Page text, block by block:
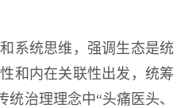
系统思维，强调生态是统
和内在关联性出发，统筹
治理理念中“头痛医头、